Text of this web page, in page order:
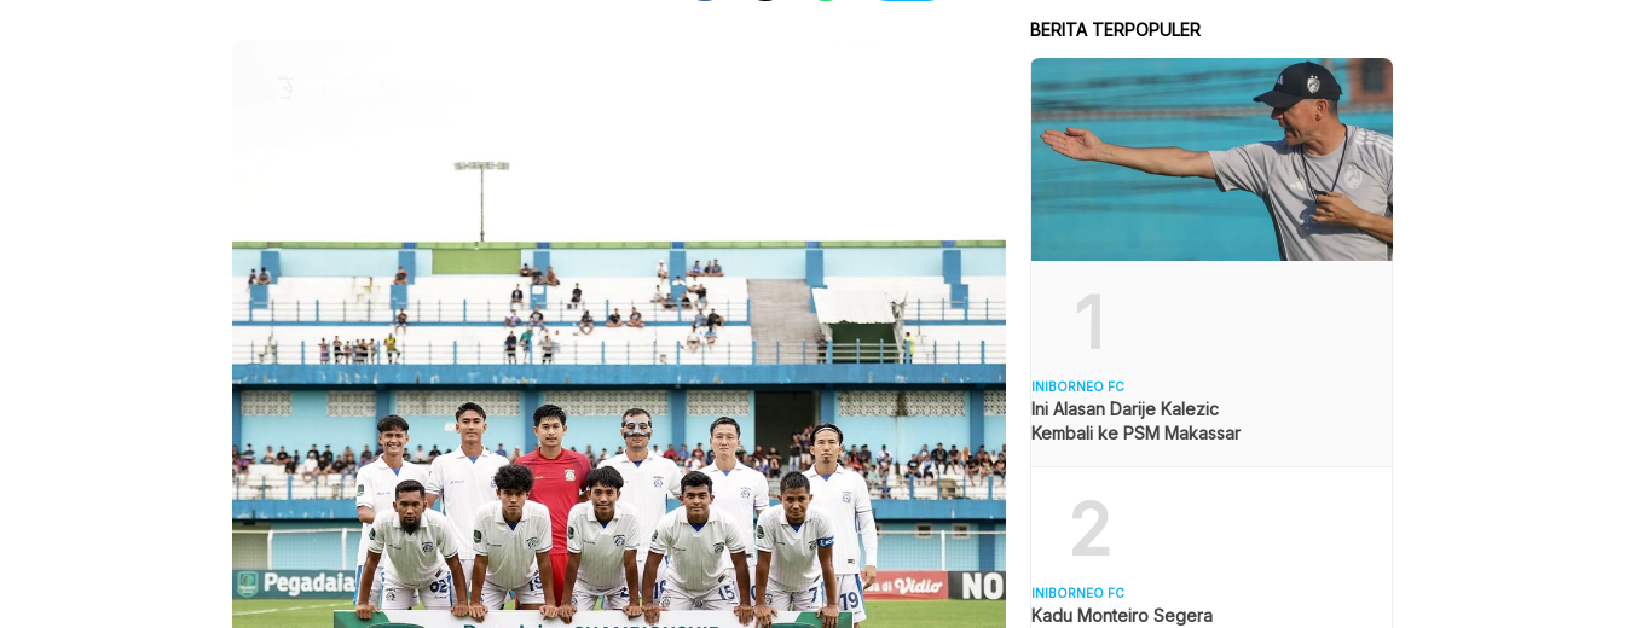
BERITA TERPOPULER
1
INIBORNEO FC
Ini Alasan Darije Kalezic
Kembali ke PSM Makassar
2
INIBORNEO FC
Kadu Monteiro Segera